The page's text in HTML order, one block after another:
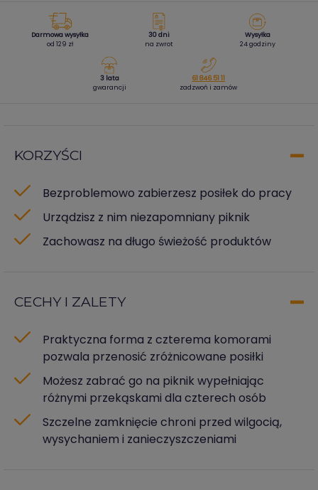
Darmowa wysyłka
od 129 zł
30 dni
na zwrot
Wysyłka
24 godziny
3 lata
gwarancji
61 846 51 11
zadzwoń i zamów
KORZYŚCI
Bezproblemowo zabierzesz posiłek do pracy
Urządzisz z nim niezapomniany piknik
Zachowasz na długo świeżość produktów
CECHY I ZALETY
Praktyczna forma z czterema komorami
pozwala przenosić zróżnicowane posiłki
Możesz zabrać go na piknik wypełniając
różnymi przekąskami dla czterech osób
Szczelne zamknięcie chroni przed wilgocią,
wysychaniem i zanieczyszczeniami